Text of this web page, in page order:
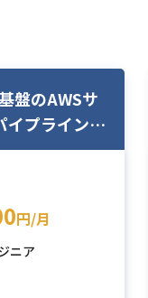
盤のAWSサ
イプラインへ
円/月
ニア